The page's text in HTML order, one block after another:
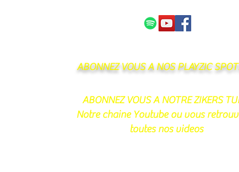
ABONNEZ VOUS A NOS PLAYZIC
ABONNEZ VOUS A NOTRE ZIKERS
Notre chaine Youtube ou vous
toutes nos videos